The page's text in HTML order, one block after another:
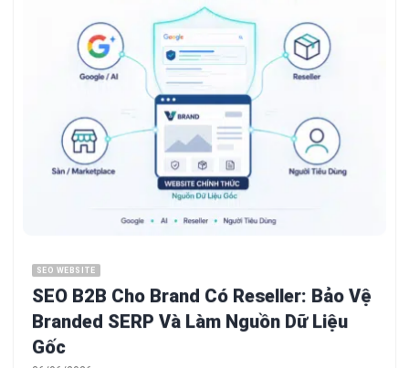
SEO WEBSITE
SEO B2B Cho Brand Có Reseller: Bảo Vệ
Branded SERP Và Làm Nguồn Dữ Liệu
Gốc